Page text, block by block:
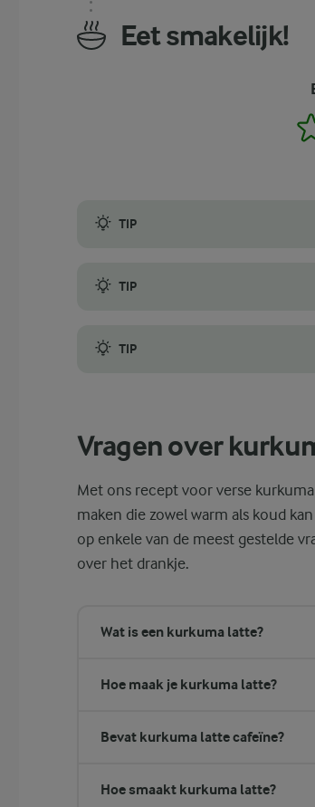
Eet smakelijk!
TIP
TIP
TIP
Vragen over
Met ons recept voor verse
maken die zowel warm als koud
op enkele van de meest gestelde
over het drankje.
Wat is een kurkuma latte?
Hoe maak je kurkuma latte?
Bevat kurkuma latte cafeïne?
Hoe smaakt kurkuma latte?